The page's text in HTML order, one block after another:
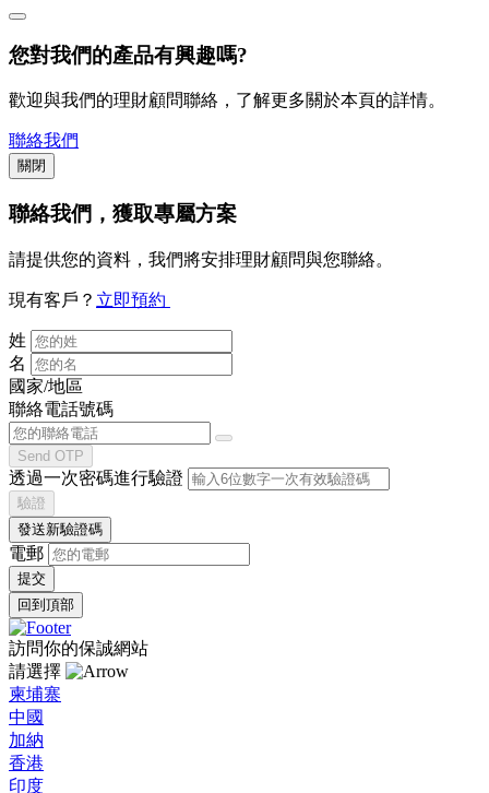
您對我們的產品有興趣嗎?
歡迎與我們的理財顧問聯絡，了解更多關於本頁的詳情。
聯絡我們
關閉
聯絡我們 ，獲取專屬方案
請提供您的資料，我們將安排理財顧問與您聯絡。
現有客戶？ 立即預約
姓
名
國家/地區
聯絡電話號碼
Send OTP
透過一次密碼進行驗證
驗證
發送新驗證碼
電郵
回到頂部
訪問你的保誠網站
請選擇
柬埔寨
中國
加納
香港
印度